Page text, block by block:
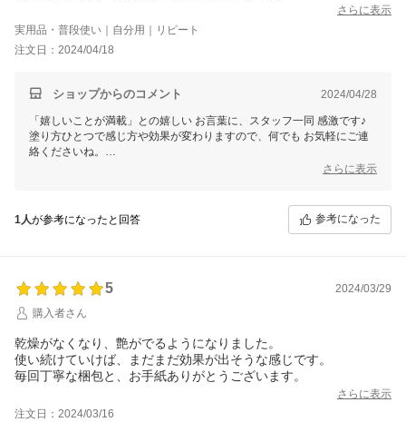
さらに表示
実用品・普段使い｜自分用｜リピート
注文日：2024/04/18
ショップからのコメント 2024/04/28
「嬉しいことが満載」との嬉しい お言葉に、スタッフ一同 感激です♪
塗り方ひとつで感じ方や効果が変わりますので、何でも お気軽にご連
絡くださいね。
望む自分と出逢う お手伝いをさせていただくことが、私たちオーロラ
銀座まるかん専門店オーロラ
オーロラひとりさんカフェ
さらに表示
1人が参考になったと回答 参考になった
5
2024/03/29
購入者さん
乾燥がなくなり、艶がでるようになりました。
使い続けていけば、まだまだ効果が出そうな感じです。
毎回丁寧な梱包と、お手紙ありがとうございます。
さらに表示
注文日：2024/03/16